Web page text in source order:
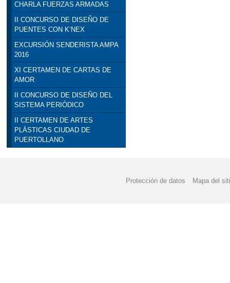
CHARLA FUERZAS ARMADAS
II CONCURSO DE DISEÑO DE
PUENTES CON K’NEX
EXCURSIÓN SENDERISTA AMPA
2016
XI CERTAMEN DE CARTAS DE
AMOR
II CONCURSO DE DISEÑO DEL
SISTEMA PERIÓDICO
II CERTAMEN DE ARTES
PLÁSTICAS CIUDAD DE
PUERTOLLANO
Protección de datos Mapa del